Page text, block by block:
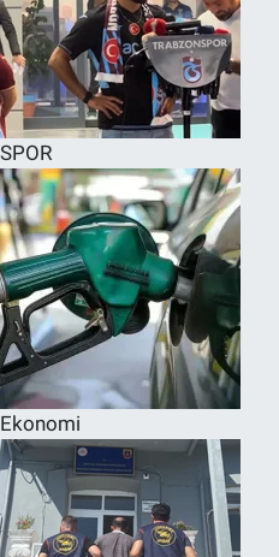
SPOR
Ekonomi